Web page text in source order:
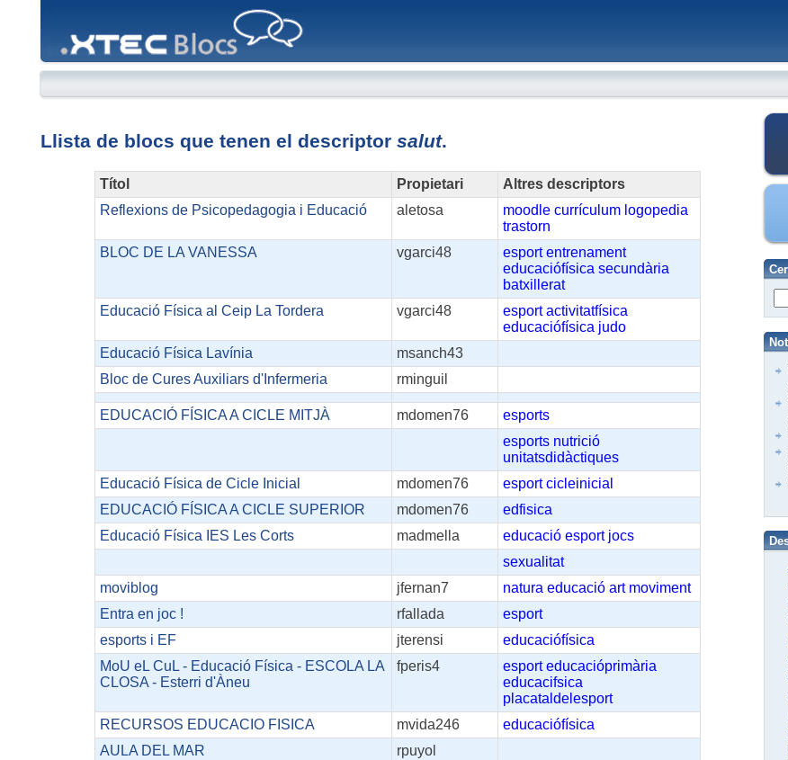
Llista de blocs que tenen el descriptor salut.
Títol Propietari
Altres descriptors
Reflexions de Psicopedagogia i Educació
aletosa moodle currículum logopedia
trastorn
BLOC DE LA VANESSA
vgarci48 esport entrenament
educaciófísica secundària
batxillerat
Educació Física al Ceip La Tordera
vgarci48 esport activitatfísica
educaciófísica judo
Educació Física Lavínia
msanch43
Bloc de Cures Auxiliars d'Infermeria
rminguil
EDUCACIÓ FÍSICA A CICLE MITJÀ mdomen76
esports
esports nutrició
unitatsdidàctiques
Educació Física de Cicle Inicial
mdomen76 esport cicleinicial
EDUCACIÓ FÍSICA A CICLE SUPERIOR
mdomen76
edfisica
Educació Física IES Les Corts
madmella educació esport jocs
sexualitat
moviblog
jfernan7 natura educació art moviment
Entra en joc !
rfallada
esport
esports i EF
jterensi
educaciófísica
MoU eL CuL - Educació Física - ESCOLA LA
CLOSA - Esterri d'Àneu
fperis4 esport educacióprimària
educacifsica
placataldelesport
RECURSOS EDUCACIO FISICA
mvida246
educaciófísica
AULA DEL MAR
rpuyol